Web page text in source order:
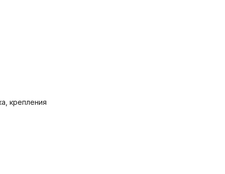
крепления